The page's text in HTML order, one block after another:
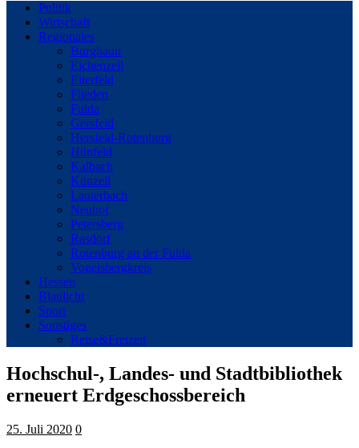
Politik
Wirtschaft
Regionales
Burghaun
Eichenzell
Eiterfeld
Flieden
Fulda
Gersfeld
Hersfeld-Rotenburg
Hünfeld
Kalbach
Künzell
Lauterbach
Neuhof
Petersberg
Rasdorf
Rotenburg an der Fulda
Vogelsbergkreis
Hessen
Blaulicht
Sport
Sonstiges
Reise&Freizeit
Hochschul-, Landes- und Stadtbibliothek
erneuert Erdgeschossbereich
25. Juli 2020 0